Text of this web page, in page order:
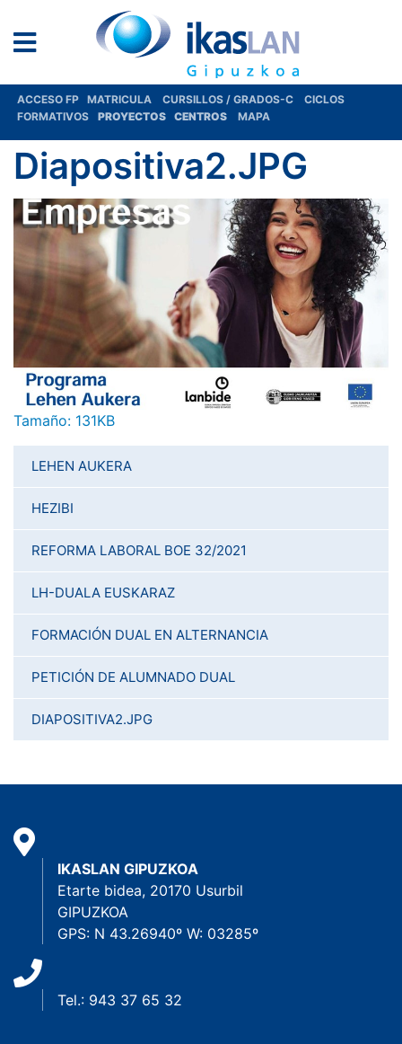
ACCESO FP MATRICULA CURSILLOS / GRADOS-C
CICLOS
FORMATIVOS
PROYECTOS CENTROS MAPA
Diapositiva2.JPG
Haga clic aquí para ver la imagen a tamaño completo…
Tamaño: 131KB
LEHEN AUKERA
HEZIBI
REFORMA LABORAL BOE 32/2021
LH-DUALA EUSKARAZ
FORMACIÓN DUAL EN ALTERNANCIA
PETICIÓN DE ALUMNADO DUAL
DIAPOSITIVA2.JPG
IKASLAN GIPUZKOA
Etarte bidea, 20170 Usurbil
GIPUZKOA
GPS: N 43.26940º W: 03285º
Tel.: 943 37 65 32